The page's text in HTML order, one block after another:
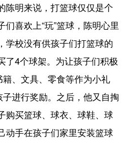
明来说，打篮球仅仅是个
们喜欢上“玩”篮球，陈明心里
学校没有供孩子们打篮球的
了4个球架。为让孩子们积极
籍、文具、零食等作为小礼
子进行奖励。之后，他又自掏
购买篮球、球衣、球鞋、球
动手在孩子们家里安装篮球